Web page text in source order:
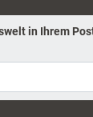
in Ihrem